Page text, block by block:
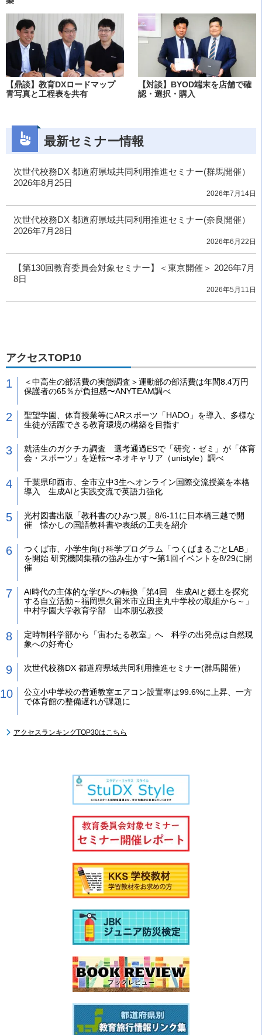
【鼎談】教育DXロードマップ
青写真と工程表を共有
【対談】BYOD端末を店舗で確
認・選択・購入
最新セミナー情報
次世代校務DX 都道府県域共同利用推進セミナー(群馬開催）
2026年8月25日
2026年7月14日
次世代校務DX 都道府県域共同利用推進セミナー(奈良開催）
2026年7月28日
2026年6月22日
【第130回教育委員会対象セミナー】＜東京開催＞ 2026年7月
8日
2026年5月11日
アクセスTOP10
＜中高生の部活費の実態調査＞運動部の部活費は年間8.4万円
保護者の65％が負担感〜ANYTEAM調べ
聖望学園、体育授業等にARスポーツ「HADO」を導入、多様な
生徒が活躍できる教育環境の構築を目指す
就活生のガクチカ調査 選考通過ESで「研究・ゼミ」が「体育
会・スポーツ」を逆転〜ネオキャリア（unistyle）調べ
千葉県印西市、全市立中3生へオンライン国際交流授業を本格
導入 生成AIと実践交流で英語力強化
光村図書出版「教科書のひみつ展」8/6-11に日本橋三越で開
催 懐かしの国語教科書や表紙の工夫を紹介
つくば市、小学生向け科学プログラム「つくばまるごとLAB」
を開始 研究機関集積の強み生かす〜第1回イベントを8/29に開
催
AI時代の主体的な学びへの転換「第4回 生成AIと郷土を探究
する自立活動～福岡県久留米市立田主丸中学校の取組から～」
中村学園大学教育学部 山本朋弘教授
定時制科学部から「宙わたる教室」へ 科学の出発点は自然現
象への好奇心
次世代校務DX 都道府県域共同利用推進セミナー(群馬開催）
公立小中学校の普通教室エアコン設置率は99.6%に上昇、一方
で体育館の整備遅れが課題に
アクセスランキングTOP30はこちら